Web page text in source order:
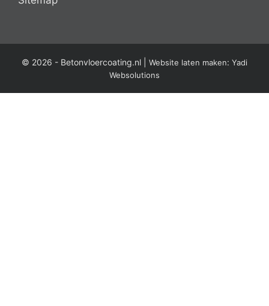
© 2026 - Betonvloercoating.nl Website laten maken: Yadi
Websolutions